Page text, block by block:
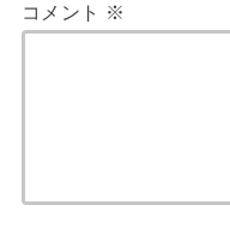
コメント ※